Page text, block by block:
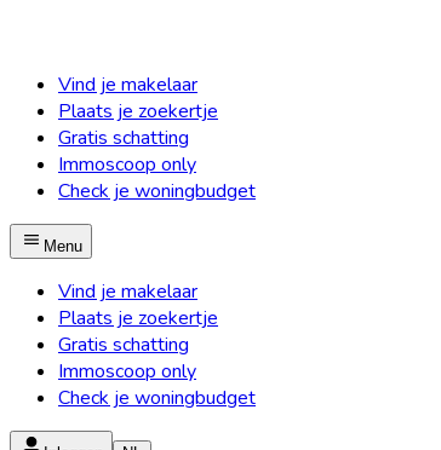
Vind je makelaar
Plaats je zoekertje
Gratis schatting
Immoscoop only
Check je woningbudget
Menu
Vind je makelaar
Plaats je zoekertje
Gratis schatting
Immoscoop only
Check je woningbudget